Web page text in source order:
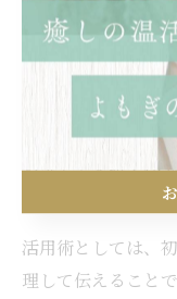
結城市で男性が妊
の悩みや目的に合
ょう。特に男性不
泌尿器科、産婦人
を選ぶことが大切
療内容や専門医の
活用術としては、
理して伝えること